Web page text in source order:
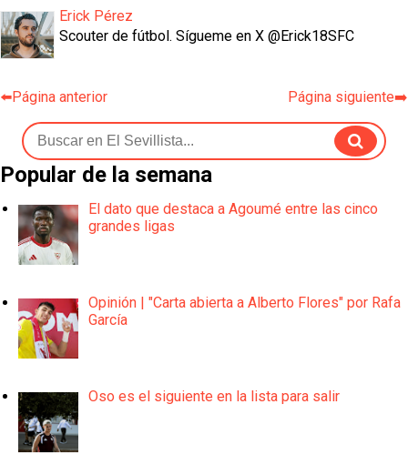
Erick Pérez
Scouter de fútbol. Sígueme en X @Erick18SFC
⬅️Página anterior Página siguiente➡️
Popular de la semana
El dato que destaca a Agoumé entre las cinco
grandes ligas
Opinión | "Carta abierta a Alberto Flores" por Rafa
García
Oso es el siguiente en la lista para salir